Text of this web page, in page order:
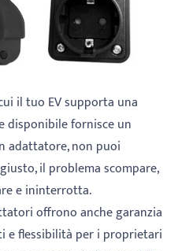
il tuo EV supporta una
disponibile fornisce un
adattatore, non puoi
il problema scompare,
e ininterrotta.
offrono anche garanzia
e flessibilità per i proprietari